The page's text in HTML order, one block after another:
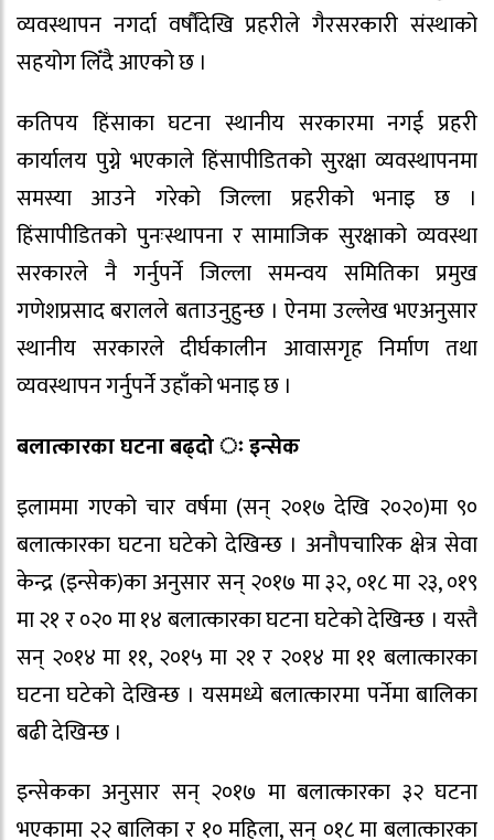
व्यवस्थापन नगर्दा वर्षौंदेखि प्रहरीले गैरसरकारी संस्थाको
सहयोग लिँदै आएको छ ।
कतिपय हिंसाका घटना स्थानीय सरकारमा नगई प्रहरी
कार्यालय पुग्ने भएकाले हिंसापीडितको सुरक्षा व्यवस्थापनमा
समस्या आउने गरेको जिल्ला प्रहरीको भनाइ छ ।
हिंसापीडितको पुनःस्थापना र सामाजिक सुरक्षाको व्यवस्था
सरकारले नै गर्नुपर्ने जिल्ला समन्वय समितिका प्रमुख
गणेशप्रसाद बरालले बताउनुहुन्छ । ऐनमा उल्लेख भएअनुसार
स्थानीय सरकारले दीर्घकालीन आवासगृह निर्माण तथा
व्यवस्थापन गर्नुपर्ने उहाँको भनाइ छ ।
बलात्कारका घटना बढ्दो ः इन्सेक
इलाममा गएको चार वर्षमा (सन् २०१७ देखि २०२०)मा ९०
बलात्कारका घटना घटेको देखिन्छ । अनौपचारिक क्षेत्र सेवा
केन्द्र (इन्सेक)का अनुसार सन् २०१७ मा ३२, ०१८ मा २३, ०१९
मा २१ र ०२० मा १४ बलात्कारका घटना घटेको देखिन्छ । यस्तै
सन् २०१४ मा ११, २०१५ मा २१ र २०१४ मा ११ बलात्कारका
घटना घटेको देखिन्छ । यसमध्ये बलात्कारमा पर्नेमा बालिका
बढी देखिन्छ ।
इन्सेकका अनुसार सन् २०१७ मा बलात्कारका ३२ घटना
भएकामा २२ बालिका र १० महिला, सन् ०१८ मा बलात्कारका